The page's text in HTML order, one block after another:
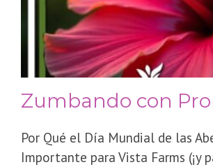
Zumbando con
Por Qué el Día Mundial de las
Importante para Vista Farms (¡y